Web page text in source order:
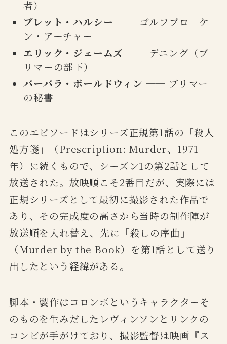
者）
ブレット・ハルシー ── ゴルフプロ ケ
ン・アーチャー
エリック・ジェームズ ── デニング（ブ
リマーの部下）
バーバラ・ボールドウィン ── ブリマー
の秘書
このエピソードはシリーズ正規第1話の「殺人
処方箋」（Prescription: Murder、1971
年）に続くもので、シーズン1の第2話として
放送された。放映順こそ2番目だが、実際には
正規シリーズとして最初に撮影された作品で
あり、その完成度の高さから当時の制作陣が
放送順を入れ替え、先に「殺しの序曲」
（Murder by the Book）を第1話として送り
出したという経緯がある。
脚本・製作はコロンボというキャラクターそ
のものを生みだしたレヴィンソンとリンクの
コンビが手がけており、撮影監督は映画『ス